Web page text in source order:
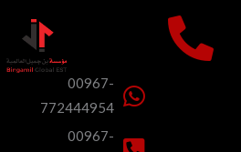
00967-
772444954
00967-